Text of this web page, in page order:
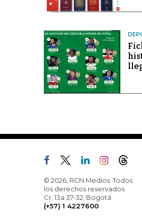
© 2026, RCN Medios. Todos
los derechos reservados.
Cr. 13a 37-32, Bogotá
(+57) 1 4227600